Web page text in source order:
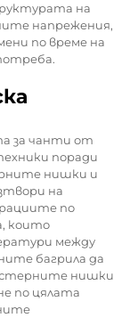
на
напрежения,
по време на
за чанти от
поради
нишки и
на
по
които
между
багрила да
нишки
по цялата